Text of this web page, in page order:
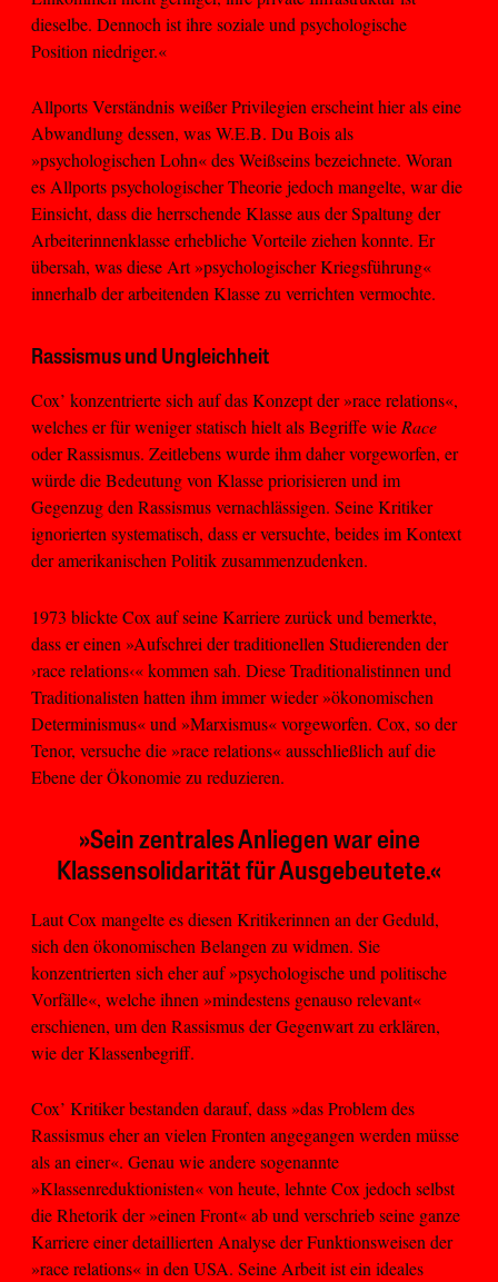
dieselbe. Dennoch ist ihre soziale und psychologische
Position niedriger.«
Allports Verständnis weißer Privilegien erscheint hier als eine
Abwandlung dessen, was W.E.B. Du Bois als
»psychologischen Lohn« des Weißseins bezeichnete. Woran
es Allports psychologischer Theorie jedoch mangelte, war die
Einsicht, dass die herrschende Klasse aus der Spaltung der
Arbeiterinnenklasse erhebliche Vorteile ziehen konnte. Er
übersah, was diese Art »psychologischer Kriegsführung«
innerhalb der arbeitenden Klasse zu verrichten vermochte.
Rassismus und Ungleichheit
Cox’ konzentrierte sich auf das Konzept der »race relations«,
welches er für weniger statisch hielt als Begriffe wie Race
oder Rassismus. Zeitlebens wurde ihm daher vorgeworfen, er
würde die Bedeutung von Klasse priorisieren und im
Gegenzug den Rassismus vernachlässigen. Seine Kritiker
ignorierten systematisch, dass er versuchte, beides im Kontext
der amerikanischen Politik zusammenzudenken.
1973 blickte Cox auf seine Karriere zurück und bemerkte,
dass er einen »Aufschrei der traditionellen Studierenden der
›race relations‹« kommen sah. Diese Traditionalistinnen und
Traditionalisten hatten ihm immer wieder »ökonomischen
Determinismus« und »Marxismus« vorgeworfen. Cox, so der
Tenor, versuche die »race relations« ausschließlich auf die
Ebene der Ökonomie zu reduzieren.
»Sein zentrales Anliegen war eine
Klassensolidarität für Ausgebeutete.«
Laut Cox mangelte es diesen Kritikerinnen an der Geduld,
sich den ökonomischen Belangen zu widmen. Sie
konzentrierten sich eher auf »psychologische und politische
Vorfälle«, welche ihnen »mindestens genauso relevant«
erschienen, um den Rassismus der Gegenwart zu erklären,
wie der Klassenbegriff.
Cox’ Kritiker bestanden darauf, dass »das Problem des
Rassismus eher an vielen Fronten angegangen werden müsse
als an einer«. Genau wie andere sogenannte
»Klassenreduktionisten« von heute, lehnte Cox jedoch selbst
die Rhetorik der »einen Front« ab und verschrieb seine ganze
Karriere einer detaillierten Analyse der Funktionsweisen der
»race relations« in den USA. Seine Arbeit ist ein ideales